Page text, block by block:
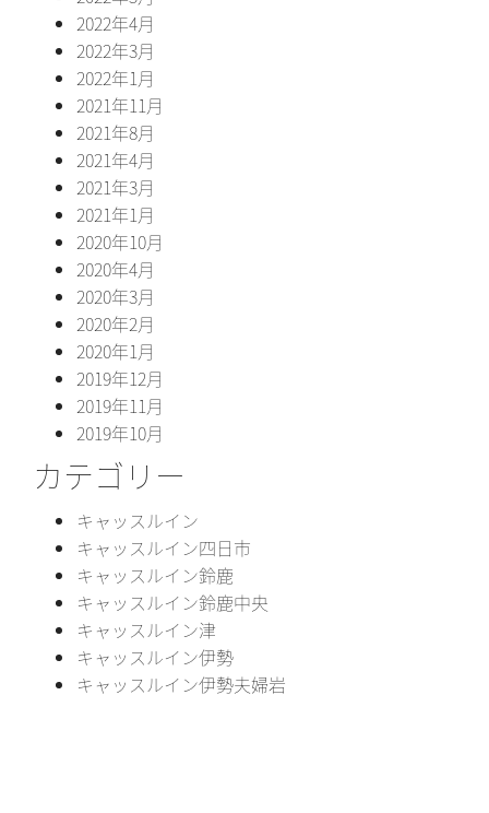
2022年4月
2022年3月
2022年1月
2021年11月
2021年8月
2021年4月
2021年3月
2021年1月
2020年10月
2020年4月
2020年3月
2020年2月
2020年1月
2019年12月
2019年11月
2019年10月
カテゴリー
キャッスルイン
キャッスルイン四日市
キャッスルイン鈴鹿
キャッスルイン鈴鹿中央
キャッスルイン津
キャッスルイン伊勢
キャッスルイン伊勢夫婦岩